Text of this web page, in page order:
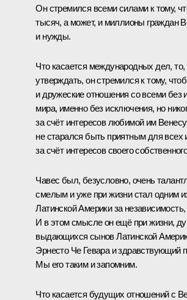
Он стремился всеми силами к тому,
тысяч, а может, и миллионы граждан
и нужды.
Что касается международных дел, то,
утверждать, он стремился к тому,
и дружеские отношения со всеми без
мира, именно без исключения, но
за счёт интересов любимой им
не старался быть приятным для всех
за счёт интересов своего
Чавес был, безусловно, очень
смелым и уже при жизни стал одним
Латинской Америки за
И в этом смысле он ещё при жизни,
выдающихся сынов Латинской
Эрнесто Че Гевара и здравствующий
Мы его таким и запомним.
Что касается будущих отношений с